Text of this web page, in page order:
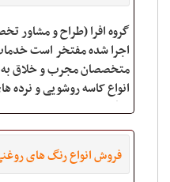
گروه افرا (طراح و مشاور
اجرا شده مفتخر است
متخصصان مجرب و خلاق به
سنگهای ساختمانی و مشاوره ج
فروش انواع رنگ های